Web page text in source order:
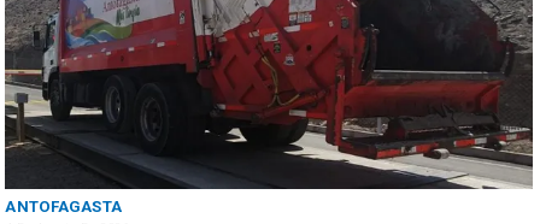
ANTOFAGASTA
4 De Agosto De 2026
$350 mil por